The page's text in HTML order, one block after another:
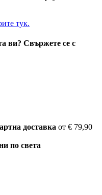
тук.
ви? Свържете се с
доставка от € 79,90
по света